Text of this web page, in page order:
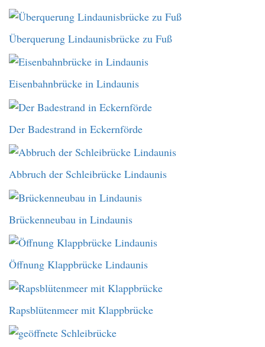
Überquerung Lindaunisbrücke zu Fuß
Eisenbahnbrücke in Lindaunis
Der Badestrand in Eckernförde
Abbruch der Schleibrücke Lindaunis
Brückenneubau in Lindaunis
Öffnung Klappbrücke Lindaunis
Rapsblütenmeer mit Klappbrücke